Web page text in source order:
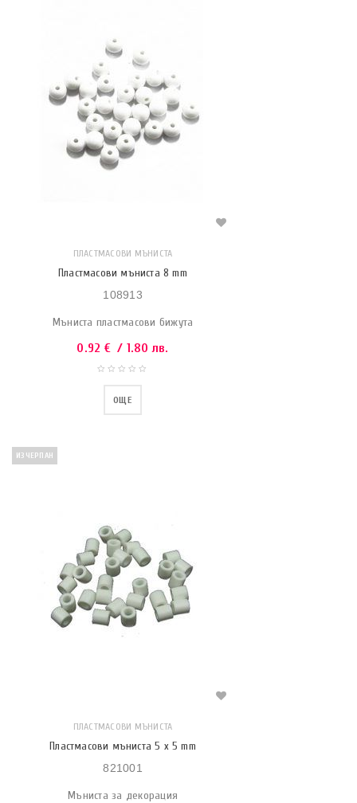
ПЛАСТМАСОВИ МЪНИСТА
Пластмасови мъниста 8 mm
108913
Мъниста пластмасови бижута
0.92 € / 1.80 лв.
ОЩЕ
ИЗЧЕРПАН
ПЛАСТМАСОВИ МЪНИСТА
Пластмасови мъниста 5 x 5 mm
821001
Мъниста за декорация